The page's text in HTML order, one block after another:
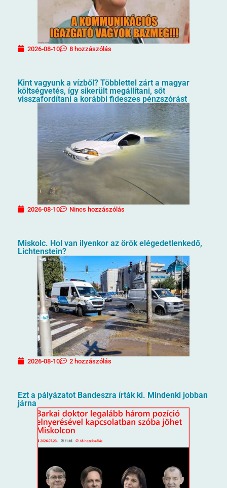
2026-08-10 8 hozzászólás
Kint vagyunk a vízből? Többlettel zárt a magyar
költségvetés, így sikerült megállítani, sőt
visszafordítani a korábbi fideszes pénzszórást
2026-08-10 Nincs hozzászólás
Miskolc. Hol van ilyenkor az örök elégedetlenkedő,
Lichtenstein?
2026-08-10 2 hozzászólás
Ezt a pályázatot Bandeszra írták ki. Mindenki jobban
járna